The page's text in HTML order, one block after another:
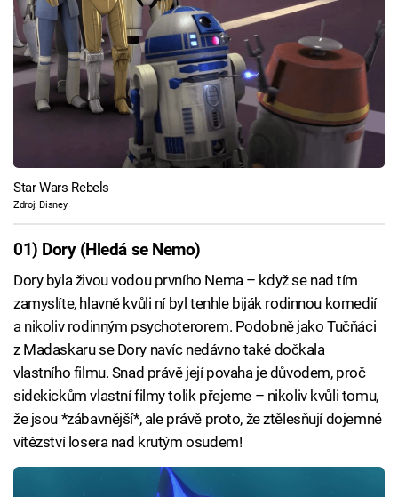
Star Wars Rebels
Zdroj: Disney
01) Dory (Hledá se Nemo)
Dory byla živou vodou prvního Nema – když se nad tím
zamyslíte, hlavně kvůli ní byl tenhle biják rodinnou komedií
a nikoliv rodinným psychoterorem. Podobně jako Tučňáci
z Madaskaru se Dory navíc nedávno také dočkala
vlastního filmu. Snad právě její povaha je důvodem, proč
sidekickům vlastní filmy tolik přejeme – nikoliv kvůli tomu,
že jsou *zábavnější*, ale právě proto, že ztělesňují dojemné
vítězství losera nad krutým osudem!